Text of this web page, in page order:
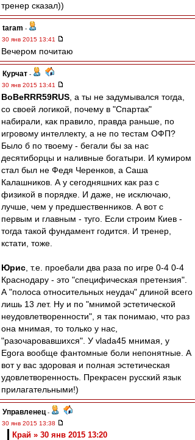
тренер сказал))
taram -
30 янв 2015 13:41
Вечером почитаю
Курчат -
30 янв 2015 13:41
BoBeRRR59RUS , а ты не задумывался тогда,
со своей логикой, почему в "Спартак"
набирали, как правило, правда раньше, по
игровому интеллекту, а не по тестам ОФП?
Было б по твоему - бегали бы за нас
десятиборцы и наливные богатыри. И кумиром
стал был не Федя Черенков, а Саша
Калашников. А у сегодняшних как раз с
физикой в порядке. И даже, не исключаю,
лучше, чем у предшественников. А вот с
первым и главным - туго. Если строим Киев -
тогда такой фундамент годится. И тренер,
кстати, тоже.
Юрис , т.е. проебали два раза по игре 0-4 0-4
Краснодару - это "специфическая претензия".
А "полоса относительных неудач" длиной всего
лишь 13 лет. Ну и по "мнимой эстетической
неудовлетворенности", я так понимаю, что раз
она мнимая, то только у нас,
"разочаровавшихся". У vlada45 мнимая, у
Egora вообще фантомные боли непонятные. А
вот у вас здоровая и полная эстетическая
удовлетворенность. Прекрасен русский язык
прилагательными!)
Управленец -
30 янв 2015 13:38
Край » 30 янв 2015 13:20